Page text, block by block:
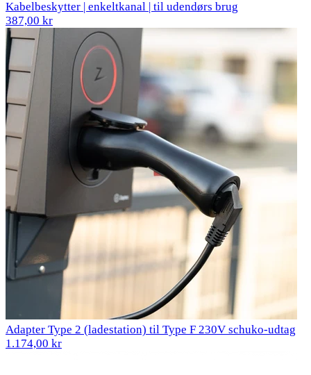
Kabelbeskytter | enkeltkanal | til udendørs brug
387,00 kr
Adapter Type 2 (ladestation) til Type F 230V schuko-udtag
1.174,00 kr